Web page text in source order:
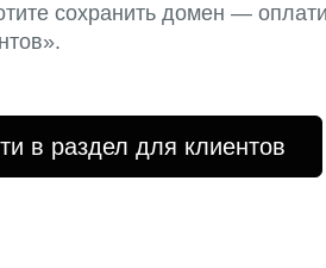
сохранить домен —
в раздел для клиентов